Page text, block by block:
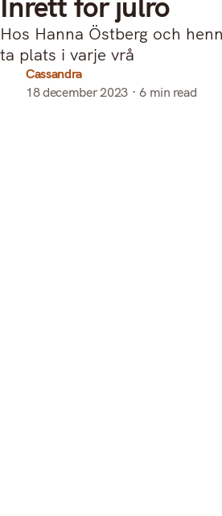
Hos Hanna Östberg och
ta plats i varje vrå
Cassandra
18 december 2023
6 min read